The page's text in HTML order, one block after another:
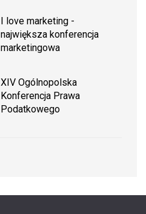
I love marketing -
największa konferencja
marketingowa
XIV Ogólnopolska
Konferencja Prawa
Podatkowego